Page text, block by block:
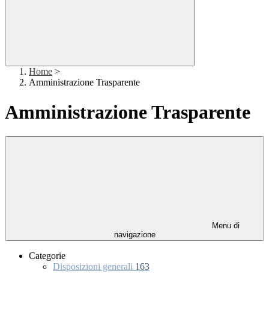
Home >
Amministrazione Trasparente
Amministrazione Trasparente
Menu di
navigazione
Categorie
Disposizioni generali 163